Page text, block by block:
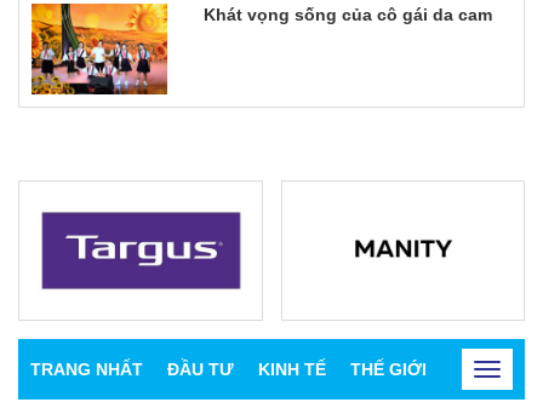
Khát vọng sống của cô gái da cam
TRANG NHẤT ĐẦU TƯ KINH TẾ THẾ GIỚI CHỨNG
Toggle